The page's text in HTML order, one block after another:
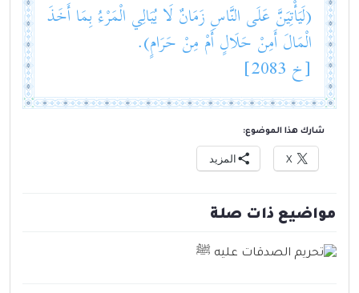
(لَيَأْتِيَنَّ عَلَى النَّاسِ زَمَانٌ لَا يُبَالِي الْمَرْءُ بِمَا أَخَذَ
الْمَالَ أَمِنْ حَلَالٍ أَمْ مِنْ حَرَامٍ).
[خ 2083]
شارك هذا الموضوع:
X المزيد
مواضيع ذات صلة